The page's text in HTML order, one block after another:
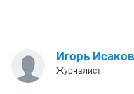
Игорь Исаков
Журналист